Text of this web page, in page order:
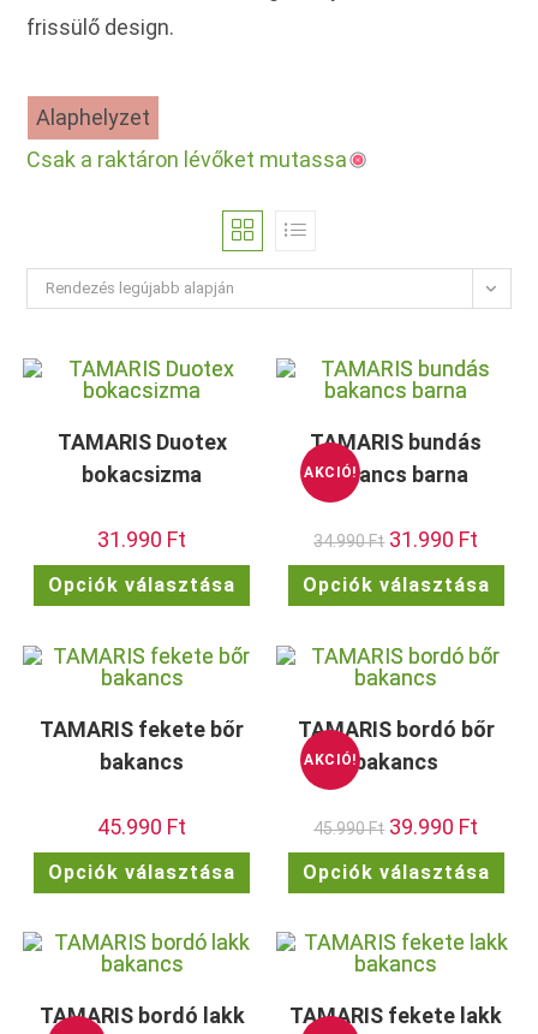
frissülő design.
Alaphelyzet
Csak a raktáron lévőket mutassa
Rendezés legújabb alapján
TAMARIS Duotex
bokacsizma
31.990 Ft
Opciók választása
terméknek
van.
termékoldalon
választhatók
AKCIÓ!
TAMARIS bundás
bakancs barna
34.990Ft Original
price
was:
34.990 Ft.
31.990 Ft
is:
31.990
Opciók választása
TAMARIS fekete bőr
bakancs
45.990 Ft
Opciók választása
Ennek
terméknek
van.
termékoldalon
választhatók
AKCIÓ!
TAMARIS bordó bőr
bakancs
45.990Ft Original
price
was:
45.990 Ft.
39.990 Ft
is:
39.990
Opciók választása
van.
TAMARIS bordó lakk TAMARIS fekete lakk